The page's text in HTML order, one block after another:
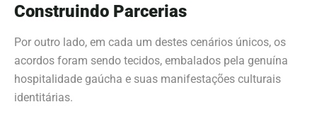
Construindo Parcerias
Por outro lado, em cada um destes cenários únicos, os
acordos foram sendo tecidos, embalados pela genuína
hospitalidade gaúcha e suas manifestações culturais
identitárias.